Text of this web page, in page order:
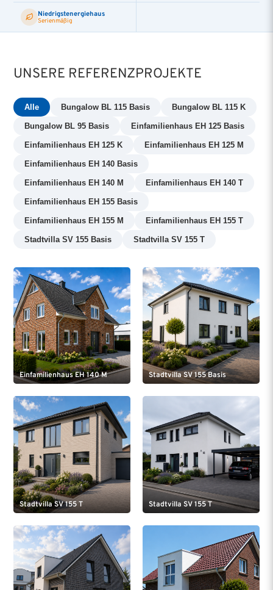
Niedrigstenergiehaus
Serienmäßig
UNSERE REFERENZPROJEKTE
Alle Bungalow BL 115 Basis Bungalow BL 115 K
Bungalow BL 95 Basis Einfamilienhaus EH 125 Basis
Einfamilienhaus EH 125 K Einfamilienhaus EH 125 M
Einfamilienhaus EH 140 Basis
Einfamilienhaus EH 140 M Einfamilienhaus EH 140 T
Einfamilienhaus EH 155 Basis
Einfamilienhaus EH 155 M Einfamilienhaus EH 155 T
Stadtvilla SV 155 Basis Stadtvilla SV 155 T
Einfamilienhaus EH 140 M Stadtvilla SV 155 Basis
Stadtvilla SV 155 T Stadtvilla SV 155 T